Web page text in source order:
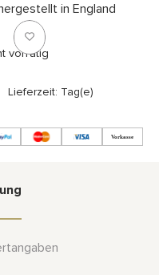
in England
vorrätig
Lieferzeit: Tag(e)